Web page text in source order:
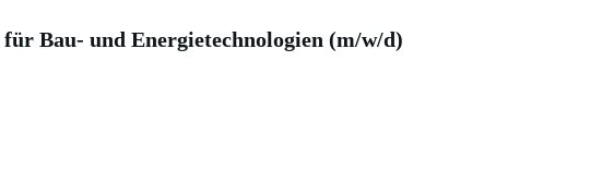
Bau- und Energietechnologien (m/w/d)